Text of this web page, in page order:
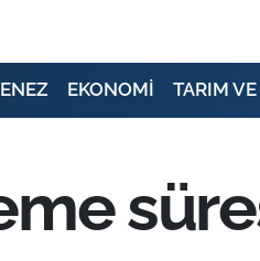
ENEZ EKONOMİ TARIM